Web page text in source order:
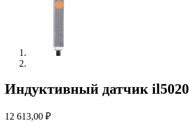
Индуктивный датчик il5020
12 613,00 ₽